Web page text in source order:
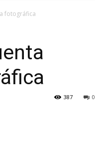
fotográfica
0
387